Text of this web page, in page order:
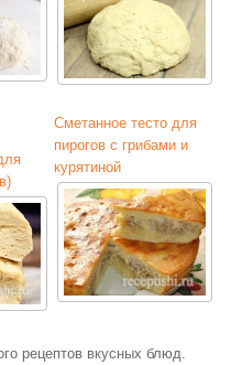
Сметанное тесто для
пирогов с грибами и
курятиной
рецептов вкусных блюд.